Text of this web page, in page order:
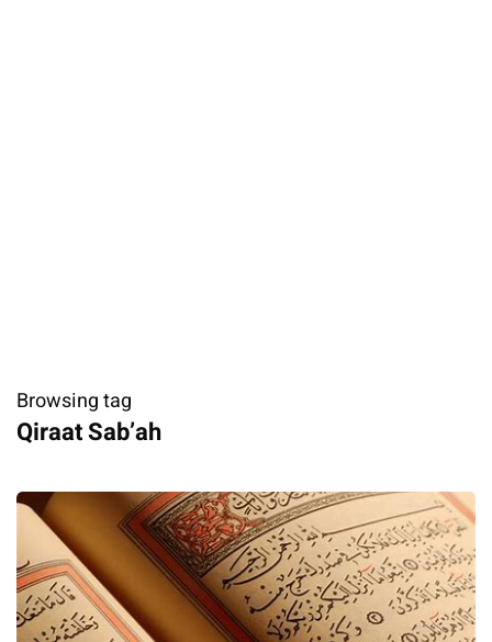
Browsing tag
Qiraat Sab’ah